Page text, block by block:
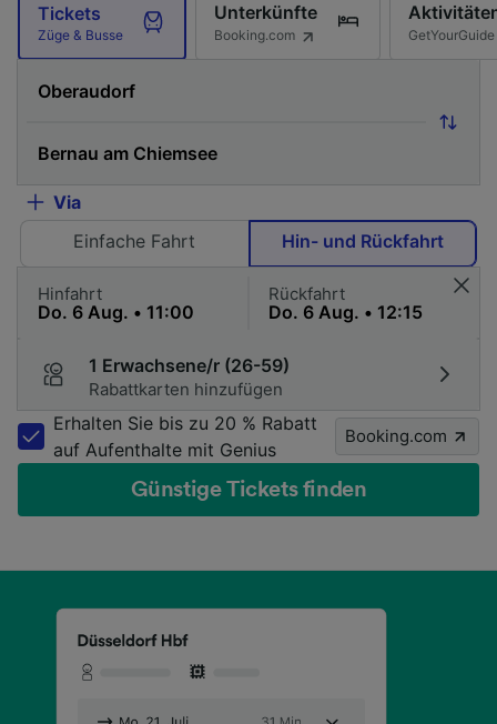
Tickets
Züge & Busse
Unterkünfte
Booking.com GetYourGuide
Via
Einfache Fahrt
Hin- und Rückfahrt
Hinfahrt Rückfahrt
1 Erwachsene/r (26-59)
Rabattkarten hinzufügen
Erhalten Sie bis zu 20 % Rabatt
auf Aufenthalte mit Genius
Booking.com
Günstige Tickets finden